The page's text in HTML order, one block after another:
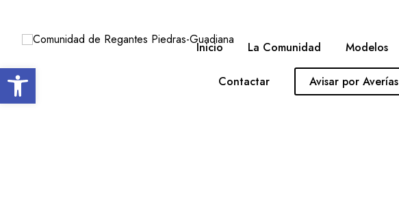
Open toolbar
Inicio La Comunidad Modelos
Contactar Avisar por Averías